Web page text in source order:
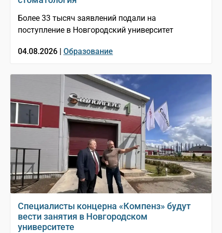
Более 33 тысяч заявлений подали на
поступление в Новгородский университет
04.08.2026 | Образование
Специалисты концерна «Компенз» будут
вести занятия в Новгородском
университете